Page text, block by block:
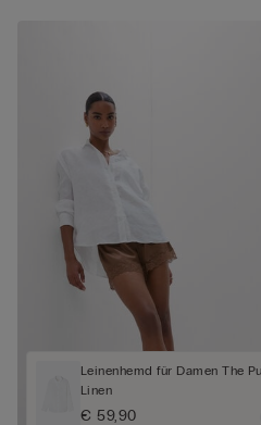
Leinenhemd für Damen The
Linen
€ 59,90